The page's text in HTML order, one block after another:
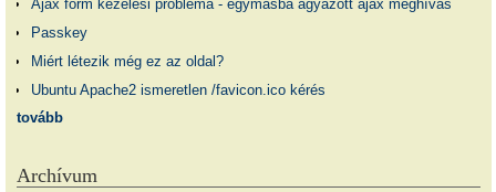
Ajax form kezelési probléma - egymásba ágyazott ajax meghívás
Passkey
Miért létezik még ez az oldal?
Ubuntu Apache2 ismeretlen /favicon.ico kérés
tovább
Archívum